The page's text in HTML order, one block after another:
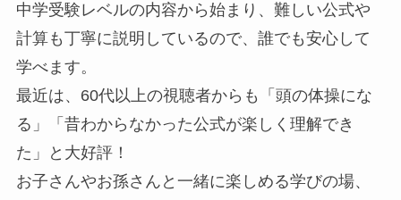
中学受験レベルの内容から始まり、難しい公式や
計算も丁寧に説明しているので、誰でも安心して
学べます。
最近は、60代以上の視聴者からも「頭の体操にな
る」「昔わからなかった公式が楽しく理解でき
た」と大好評！
お子さんやお孫さんと一緒に楽しめる学びの場、